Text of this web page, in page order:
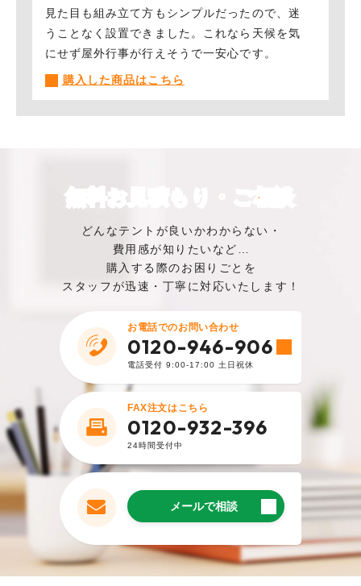
見た目も組み立て方もシンプルだったので、迷
うことなく設置できました。これなら天候を気
にせず屋外行事が行えそうで一安心です。
︎購入した商品はこちら
かったので、かわいい色のテントを購入しまし
たが、すごくきれいな色で驚きました。簡単に
は破れなさそうなので安心です。
︎購入した商品はこちら
2024.6.20
購入者
種類が豊富なので、どのタイプのテントを購入
するか迷いましたが、ワンタッチ式のものにし
て正解でした。今まで持っていたテントは非常
に重かったので、軽いものに変えることができ
て満足しています。
︎購入した商品はこちら
2023.12.22
購入者
無料お見積もり・ご相談
どんなテントが良いかわからない・
費用感が知りたいなど…
購入する際のお困りごとを
スタッフが迅速・丁寧に対応いたします！
お電話でのお問い合わせ
0120-946-906
電話受付 9:00-17:00 土日祝休
FAX注文はこちら
0120-932-396
24時間受付中
メールで相談